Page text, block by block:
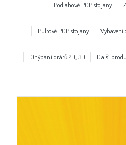
Podlahové POP stojany
Pultové POP stojany Vybavení
Ohýbání drátů 2D, 3D Další